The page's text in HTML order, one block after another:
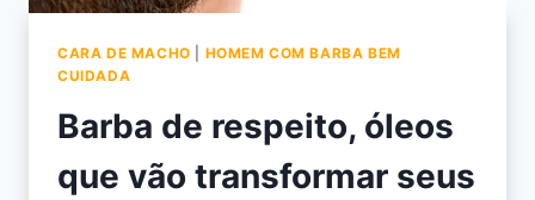
CARA DE MACHO
HOMEM COM BARBA BEM
CUIDADA
Barba de respeito, óleos
que vão transformar seus